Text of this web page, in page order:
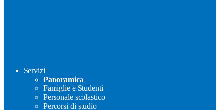
Servizi
Panoramica
Famiglie e Studenti
Personale scolastico
Percorsi di studio